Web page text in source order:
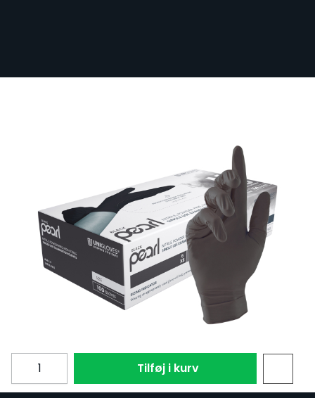
Æske med 100 Unigloves Black Pearl
GLOVES-UNI-NIT-BLK
53,00 kr.
Subscribe to back in stock notification configurable
Antal Tilføj i kurv